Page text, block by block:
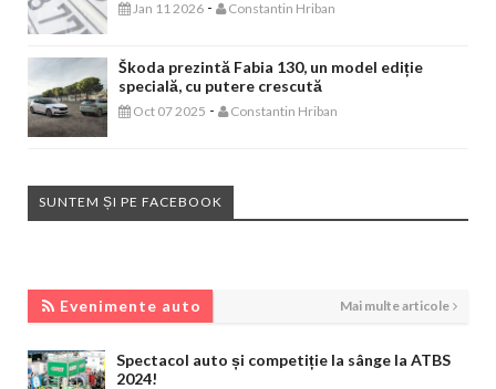
Jan 11 2026 - Constantin Hriban
Škoda prezintă Fabia 130, un model ediție
specială, cu putere crescută
Oct 07 2025 - Constantin Hriban
SUNTEM ȘI PE FACEBOOK
Evenimente auto Mai multe articole
Spectacol auto și competiție la sânge la ATBS
2024!